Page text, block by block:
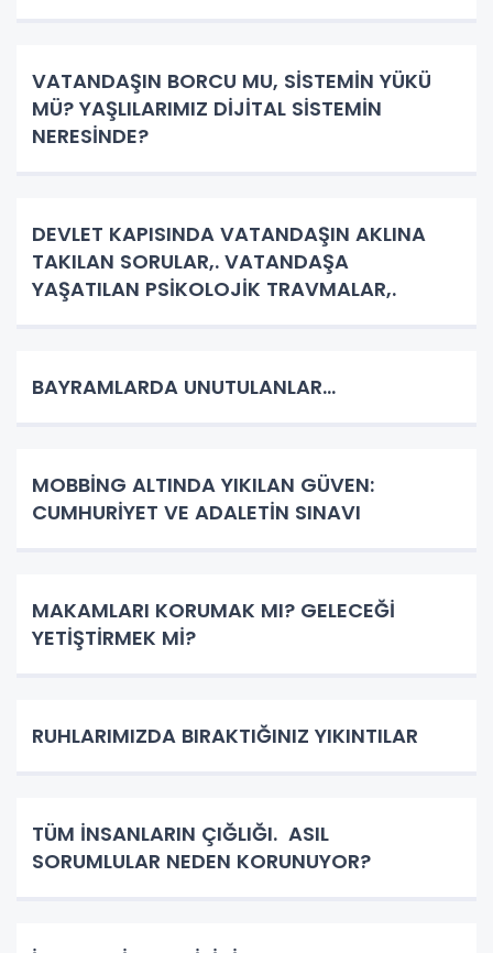
VATANDAŞIN BORCU MU, SİSTEMİN YÜKÜ
MÜ? YAŞLILARIMIZ DİJİTAL SİSTEMİN
NERESİNDE?
DEVLET KAPISINDA VATANDAŞIN AKLINA
TAKILAN SORULAR,. VATANDAŞA
YAŞATILAN PSİKOLOJİK TRAVMALAR,.
BAYRAMLARDA UNUTULANLAR…
MOBBİNG ALTINDA YIKILAN GÜVEN:
CUMHURİYET VE ADALETİN SINAVI
MAKAMLARI KORUMAK MI? GELECEĞİ
YETİŞTİRMEK Mİ?
RUHLARIMIZDA BIRAKTIĞINIZ YIKINTILAR
TÜM İNSANLARIN ÇIĞLIĞI. ASIL
SORUMLULAR NEDEN KORUNUYOR?